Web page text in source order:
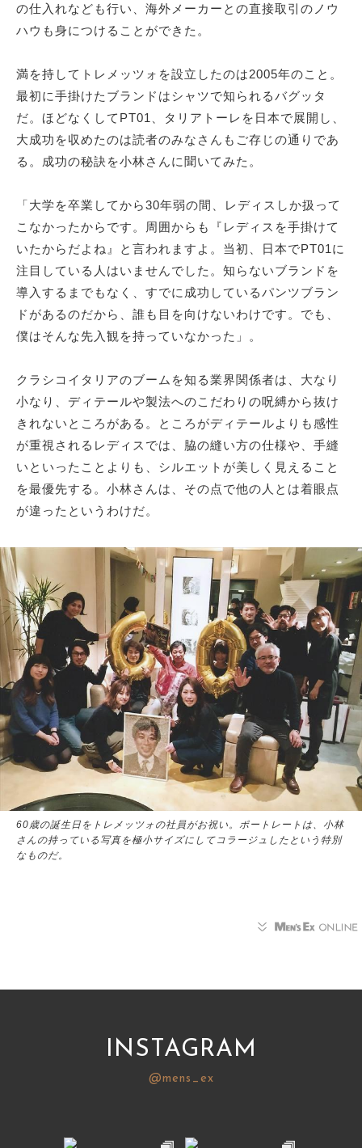
の仕入れなども行い、海外メーカーとの直接取引のノウ
ハウも身につけることができた。
満を持してトレメッツォを設立したのは2005年のこと。
最初に手掛けたブランドはシャツで知られるバグッタ
だ。ほどなくしてPT01、タリアトーレを日本で展開し、
大成功を収めたのは読者のみなさんもご存じの通りであ
る。成功の秘訣を小林さんに聞いてみた。
「大学を卒業してから30年弱の間、レディスしか扱って
こなかったからです。周囲からも『レディスを手掛けて
いたからだよね』と言われますよ。当初、日本でPT01に
注目している人はいませんでした。知らないブランドを
導入するまでもなく、すでに成功しているパンツブラン
ドがあるのだから、誰も目を向けないわけです。でも、
僕はそんな先入観を持っていなかった」。
クラシコイタリアのブームを知る業界関係者は、大なり
小なり、ディテールや製法へのこだわりの呪縛から抜け
きれないところがある。ところがディテールよりも感性
が重視されるレディスでは、脇の縫い方の仕様や、手縫
いといったことよりも、シルエットが美しく見えること
を最優先する。小林さんは、その点で他の人とは着眼点
が違ったというわけだ。
60歳の誕生日をトレメッツォの社員がお祝い。ポートレートは、小林
さんの持っている写真を極小サイズにしてコラージュしたという特別
なものだ。
INSTAGRAM
@mens_ex